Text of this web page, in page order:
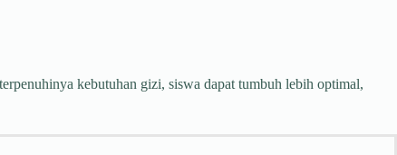
kebutuhan gizi, siswa dapat tumbuh lebih optimal,